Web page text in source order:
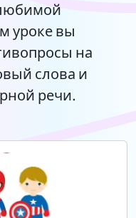
уроке вы
на
слова и
речи.